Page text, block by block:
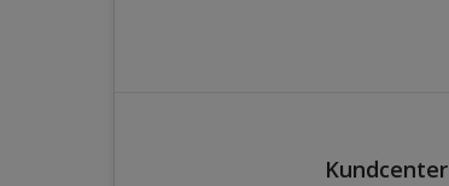
Kundcenter